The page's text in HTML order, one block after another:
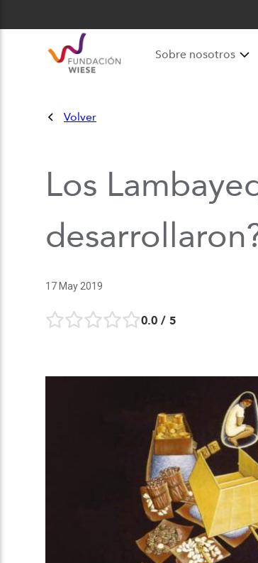
Sobre nosotros
Volver
Los
17 May 2019
0.0 / 5